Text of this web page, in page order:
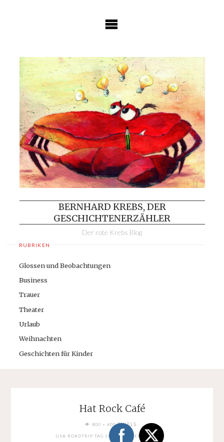
BERNHARD KREBS, DER
GESCHICHTENERZÄHLER
Der rote Krebs Blog
RUBRIKEN
Glossen und Beobachtungen
Business
Trauer
Theater
Urlaub
Weihnachten
Geschichten für Kinder
Hat Rock Café
FULL800 × 600PIXELS
USA ROADTRIP TAG 18: MONUMENT VALLEY